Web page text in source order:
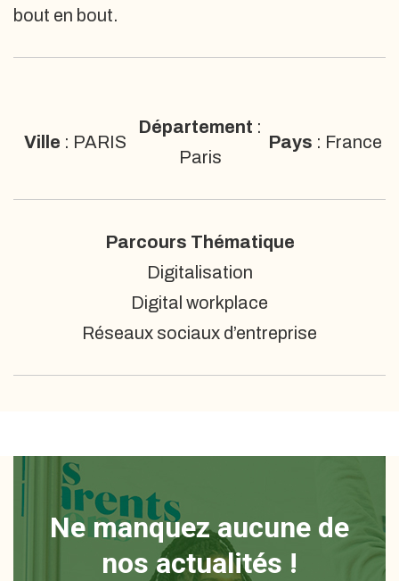
bout en bout.
Ville : PARIS
Département :
Paris
Pays : France
Parcours Thématique
Digitalisation
Digital workplace
Réseaux sociaux d’entreprise
Ne manquez aucune de
nos actualités !